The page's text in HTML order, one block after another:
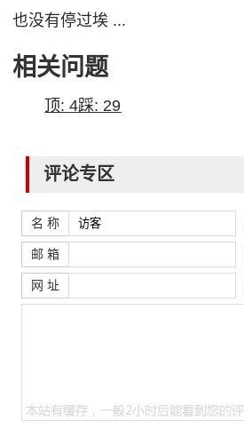
也没有停过埃 ...
相关问题
顶:4踩: 29
评论专区
名 称
邮 箱
网 址